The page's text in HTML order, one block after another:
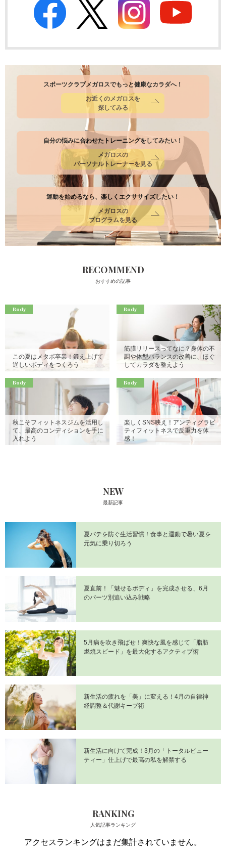
スポーツクラブメガロスでもっと健康なカラダへ！
お近くのメガロスを
探してみる
自分の悩みに合わせたトレーニングをしてみたい！
メガロスの
パーソナルトレーナーを見る
運動を始めるなら、楽しくエクササイズしたい！
メガロスの
プログラムを見る
RECOMMEND
おすすめの記事
Body
この夏はメタボ卒業！鍛え上げて
逞しいボディをつくろう
Body
筋膜リリースってなに？身体の不
調や体型バランスの改善に、ほぐ
してカラダを整えよう
Body
秋こそフィットネスジムを活用し
て、最高のコンディションを手に
入れよう
Body
楽しくSNS映え！アンティグラビ
ティフィットネスで反重力を体
感！
NEW
最新記事
夏バテを防ぐ生活習慣！食事と運動で暑い夏を
元気に乗り切ろう
夏直前！「魅せるボディ」を完成させる、6月
のパーツ別追い込み戦略
5月病を吹き飛ばせ！爽快な風を感じて「脂肪
燃焼スピード」を最大化するアクティブ術
新生活の疲れを「美」に変える！4月の自律神
経調整＆代謝キープ術
新生活に向けて完成！3月の「トータルビュー
ティー」仕上げで最高の私を解禁する
RANKING
人気記事ランキング
アクセスランキングはまだ集計されていません。